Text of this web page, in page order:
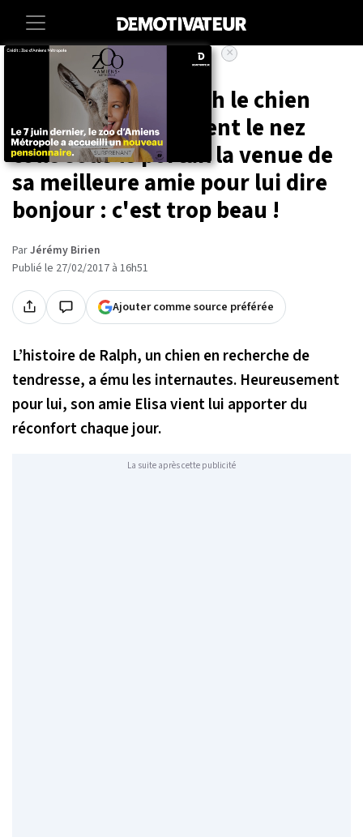
Animaux
Tous les jours, Ralph le chien
attend impatiemment le nez
collé sous le portail la venue de
sa meilleure amie pour lui dire
bonjour : c'est trop beau !
ParJérémy Birien
Publié le 27/02/2017 à 16h51
Ajouter comme source préférée
L’histoire de Ralph, un chien en recherche de
tendresse, a ému les internautes. Heureusement
pour lui, son amie Elisa vient lui apporter du
réconfort chaque jour.
La suite après cette publicité
×